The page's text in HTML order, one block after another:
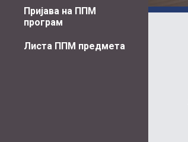
Пријава на ППМ
програм
Листа ППМ предмета